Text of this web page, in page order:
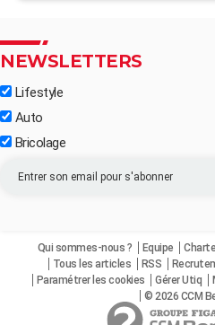
NEWSLETTERS
Lifestyle
Auto
Bricolage
Qui sommes-nous ? Equipe
Tous les articles
RSS
Paramétrer les cookies
Gérer Utiq
© 2026 CCM